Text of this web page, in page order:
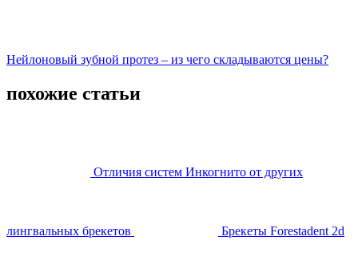
Нейлоновый зубной протез – из чего складываются цены?
похожие статьи
Отличия систем Инкогнито от других
лингвальных брекетов Брекеты Forestadent 2d